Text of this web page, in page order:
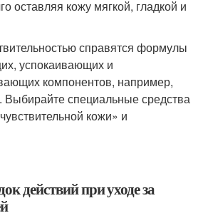
оставляя кожу мягкой, гладкой и
справятся формулы
успокаивающих и
компонентов, например,
Выбирайте специальные средства
кожи» и
действий при уходе за